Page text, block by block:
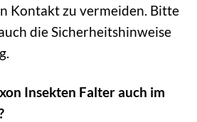
Kontakt zu vermeiden. Bitte
die Sicherheitshinweise
Insekten Falter auch im